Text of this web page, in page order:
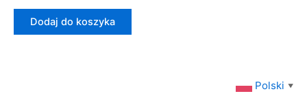
Dodaj do koszyka
Polski ▼